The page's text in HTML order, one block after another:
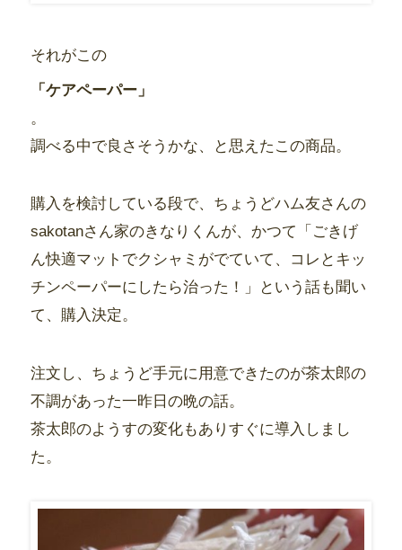
それがこの
「ケアペーパー」
。
調べる中で良さそうかな、と思えたこの商品。
購入を検討している段で、ちょうどハム友さんの
sakotanさん家のきなりくんが、かつて「ごきげ
ん快適マットでクシャミがでていて、コレとキッ
チンペーパーにしたら治った！」という話も聞い
て、購入決定。
注文し、ちょうど手元に用意できたのが茶太郎の
不調があった一昨日の晩の話。
茶太郎のようすの変化もありすぐに導入しまし
た。